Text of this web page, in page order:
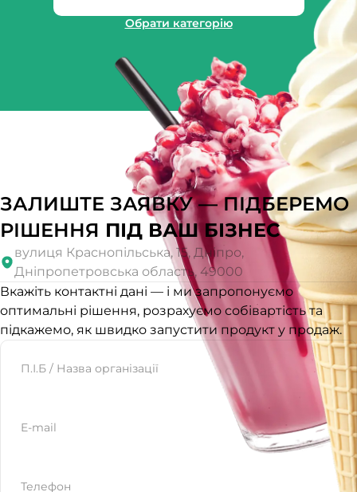
Обрати категорію
ЗАЛИШТЕ ЗАЯВКУ — ПІДБЕРЕМО
РІШЕННЯ ПІД ВАШ БІЗНЕС
вулиця Краснопільська, 15, Дніпро,
Дніпропетровська область, 49000
Вкажіть контактні дані — і ми запропонуємо
оптимальні рішення, розрахуємо собівартість та
підкажемо, як швидко запустити продукт у продаж.
П.І.Б / Назва організації
E-mail
Телефон
Website